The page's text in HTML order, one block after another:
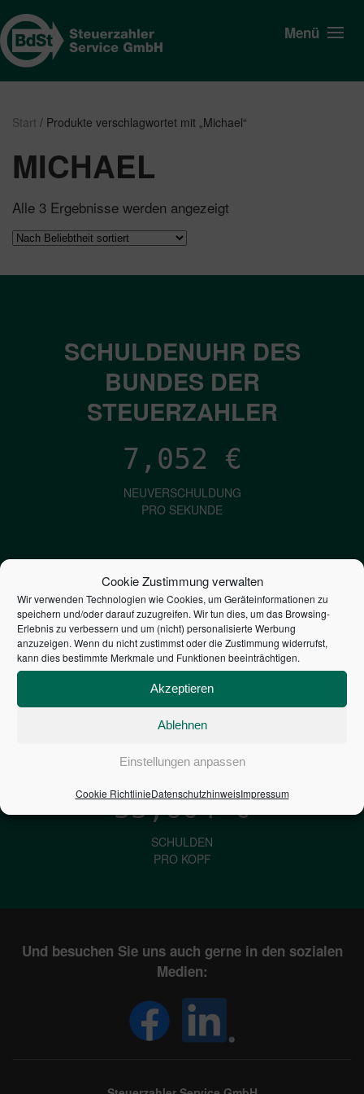
Cookie Zustimmung verwalten
Wir verwenden Technologien wie Cookies, um Geräteinformationen zu
speichern und/oder darauf zuzugreifen. Wir tun dies, um das Browsing-
Erlebnis zu verbessern und um (nicht) personalisierte Werbung
anzuzeigen. Wenn du nicht zustimmst oder die Zustimmung widerrufst,
kann dies bestimmte Merkmale und Funktionen beeinträchtigen.
Akzeptieren
Ablehnen
Einstellungen anpassen
Cookie RichtlinieDatenschutzhinweisImpressum
Menü
Start / Produkte verschlagwortet mit „Michael“
MICHAEL
Alle 3 Ergebnisse werden angezeigt
SCHULDENUHR DES
BUNDES DER
STEUERZAHLER
7,052 €
NEUVERSCHULDUNG
PRO SEKUNDE
1,601€
ZINSEN
PRO SEKUNDE
2,804,887,208,392
STAATSVERSCHULDUNG
33,604€
SCHULDEN
PRO KOPF
Und besuchen Sie uns auch gerne in den sozialen
Medien: